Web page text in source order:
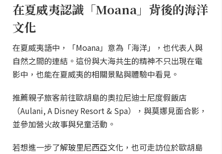
在夏威夷認識「Moana」背後的海洋
文化
在夏威夷語中，「Moana」意為「海洋」，也代表人與
自然之間的連結。這份與大海共生的精神不只出現在電
影中，也能在夏威夷的相關景點與體驗中看見。
推薦親子旅客前往歐胡島的奧拉尼迪士尼度假飯店
（Aulani, A Disney Resort & Spa），與莫娜見面合影，
並參加營火故事與兒童活動。
若想進一步了解玻里尼西亞文化，也可走訪位於歐胡島